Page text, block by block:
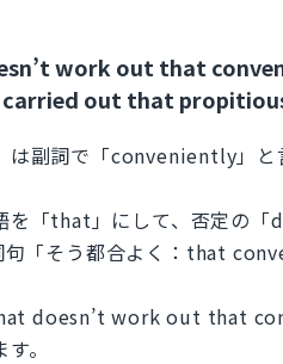
work out that
carried out that
は副詞で「conveniently」と
を「that」にして、否定の
「そう都合よく：that
doesn’t work out that
。